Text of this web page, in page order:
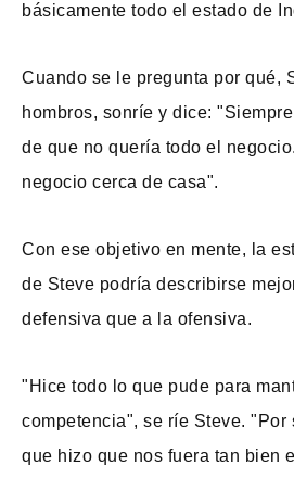
básicamente todo el estado de
Cuando se le pregunta por qué,
hombros, sonríe y dice:
de que no quería todo el
negocio cerca de casa".
Con ese objetivo en mente, la
de Steve podría describirse
defensiva que a la ofensiva.
"Hice todo lo que pude para
competencia", se ríe Steve. "Por
que hizo que nos fuera tan bien